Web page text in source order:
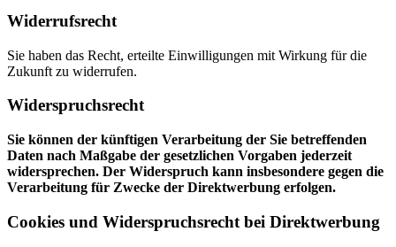
Widerrufsrecht
Sie haben das Recht, erteilte Einwilligungen mit Wirkung für die
Zukunft zu widerrufen.
Widerspruchsrecht
Sie können der künftigen Verarbeitung der Sie betreffenden
Daten nach Maßgabe der gesetzlichen Vorgaben jederzeit
widersprechen. Der Widerspruch kann insbesondere gegen die
Verarbeitung für Zwecke der Direktwerbung erfolgen.
Cookies und Widerspruchsrecht bei Direktwerbung